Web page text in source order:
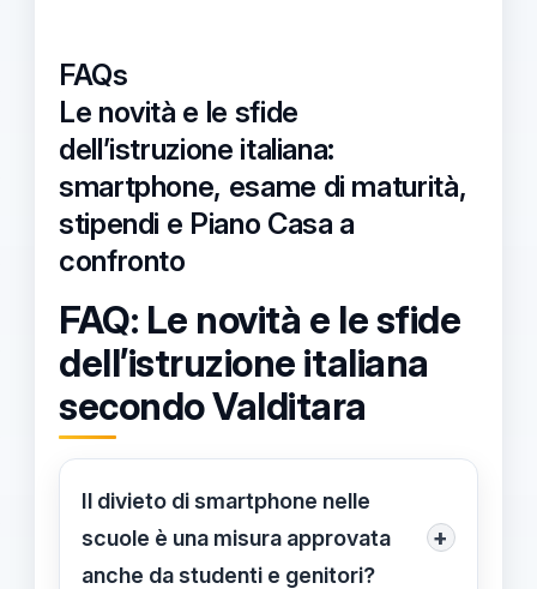
FAQs
Le novità e le sfide
dell’istruzione italiana:
smartphone, esame di maturità,
stipendi e Piano Casa a
confronto
FAQ: Le novità e le sfide
dell’istruzione italiana
secondo Valditara
Il divieto di smartphone nelle
scuole è una misura approvata
anche da studenti e genitori?
+